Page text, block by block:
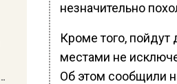
незначительно
Кроме того, пойдут
местами не
Об этом сообщили